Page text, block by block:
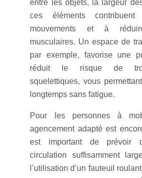
entre les objets, la largeur
ces éléments
mouvements et à
musculaires. Un espace de
par exemple, favorise une
réduit le risque de
squelettiques, vous
longtemps sans fatigue.
Pour les personnes à
agencement adapté est
est important de prévoir
circulation suffisamment
l’utilisation d’un fauteuil